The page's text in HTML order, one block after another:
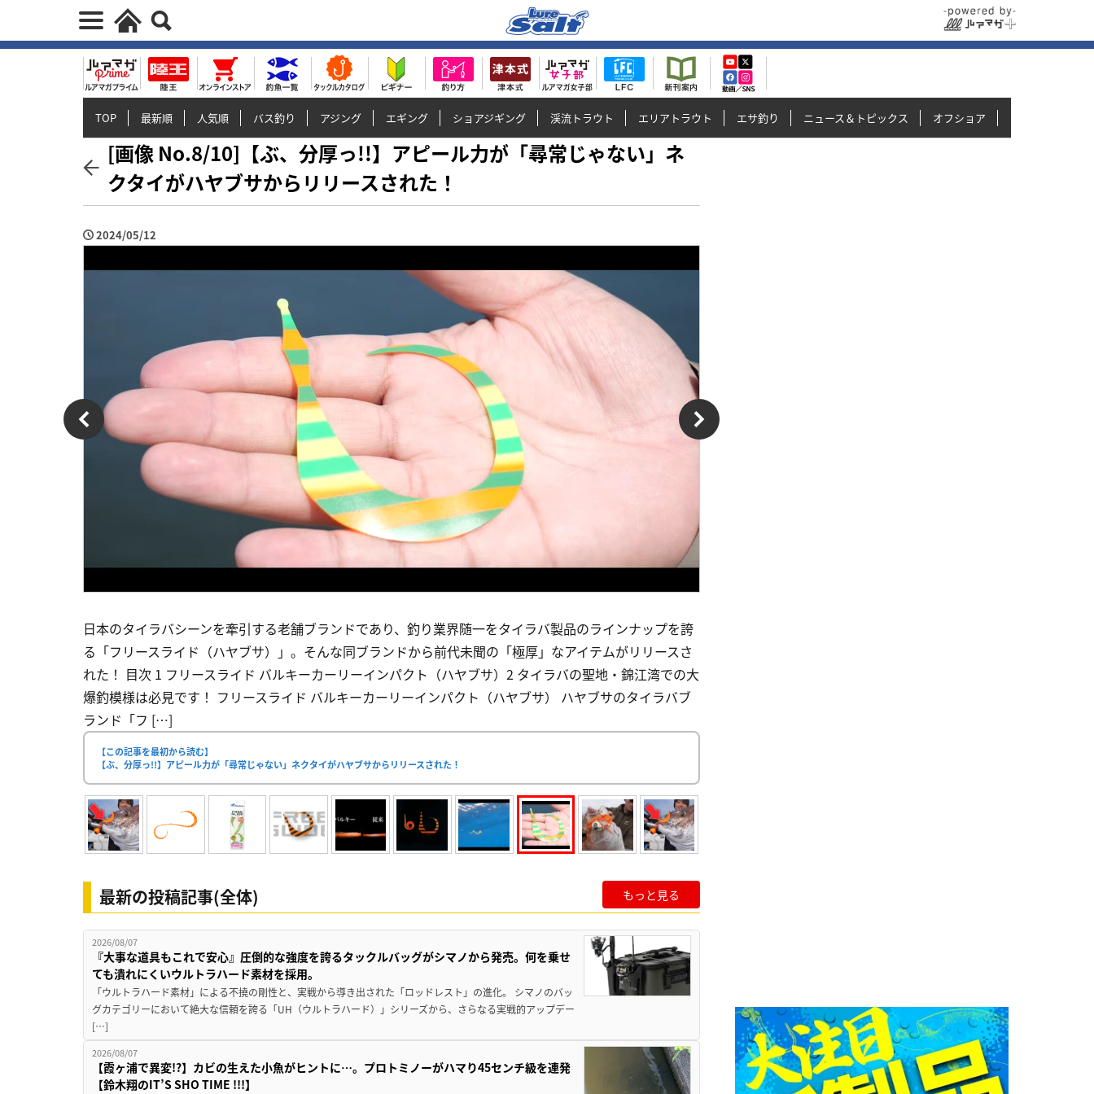
TOP 最新順 人気順 バス釣り アジング エギング ショアジギング 渓流トラウト エリアトラウト エサ釣り ニュース＆トピックス オフショア
[画像 No.8/10]【ぶ、分厚っ!!】アピール力が「尋常じゃない」ネ
クタイがハヤブサからリリースされた！
2024/05/12
日本のタイラバシーンを牽引する老舗ブランドであり、釣り業界随一をタイラバ製品のラインナップを誇
る「フリースライド（ハヤブサ）」。そんな同ブランドから前代未聞の「極厚」なアイテムがリリースさ
れた！ 目次 1 フリースライド バルキーカーリーインパクト（ハヤブサ）2 タイラバの聖地・錦江湾での大
爆釣模様は必見です！ フリースライド バルキーカーリーインパクト（ハヤブサ） ハヤブサのタイラバブ
ランド「フ […]
【この記事を最初から読む】
【ぶ、分厚っ!!】アピール力が「尋常じゃない」ネクタイがハヤブサからリリースされた！
最新の投稿記事(全体) もっと見る
2026/08/07
『大事な道具もこれで安心』圧倒的な強度を誇るタックルバッグがシマノから発売。何を乗せ
ても潰れにくいウルトラハード素材を採用。
「ウルトラハード素材」による不撓の剛性と、実戦から導き出された「ロッドレスト」の進化。 シマノのバッ
グカテゴリーにおいて絶大な信頼を誇る「UH（ウルトラハード）」シリーズから、さらなる実戦的アップデー
[…]
2026/08/07
【霞ヶ浦で異変!?】カビの生えた小魚がヒントに…。プロトミノーがハマり45センチ級を連発
【鈴木翔のIT’S SHO TIME !!!】